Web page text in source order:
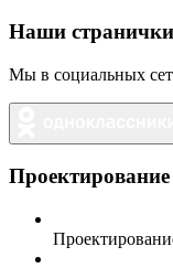
Наши странички
Мы в социальных
Проектирование